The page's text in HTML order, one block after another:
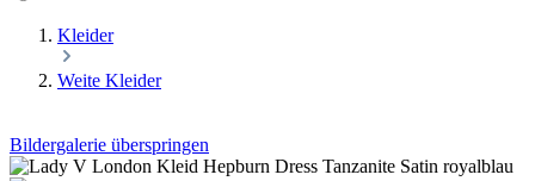
Kleider
Weite Kleider
Bildergalerie überspringen